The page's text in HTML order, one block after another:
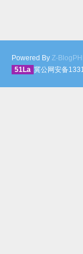
Powered By Z-
51La 冀公网安备